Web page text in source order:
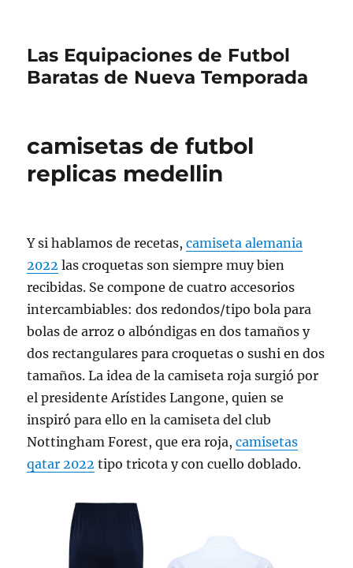
Las Equipaciones de Futbol
Baratas de Nueva Temporada
camisetas de futbol
replicas medellin
Y si hablamos de recetas,camiseta alemania
2022 las croquetas son siempre muy bien
recibidas. Se compone de cuatro accesorios
intercambiables: dos redondos/tipo bola para
bolas de arroz o albóndigas en dos tamaños y
dos rectangulares para croquetas o sushi en dos
tamaños. La idea de la camiseta roja surgió por
el presidente Arístides Langone, quien se
inspiró para ello en la camiseta del club
Nottingham Forest, que era roja,camisetas
qatar 2022 tipo tricota y con cuello doblado.